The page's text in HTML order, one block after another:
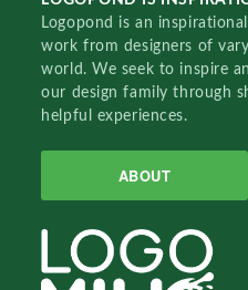
Logopond is an
work from designers of
world. We seek to inspire
our design family through
helpful experiences.
ABOUT